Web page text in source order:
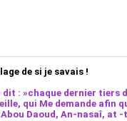
de si je savais !
: »chaque dernier tiers
qui Me demande afin
Daoud, An-nasaî, at